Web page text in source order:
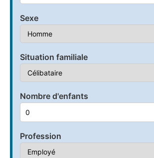
Sexe
Situation familiale
Nombre d'enfants
Profession